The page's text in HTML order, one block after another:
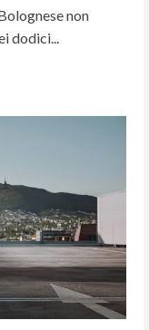
non
dodici...